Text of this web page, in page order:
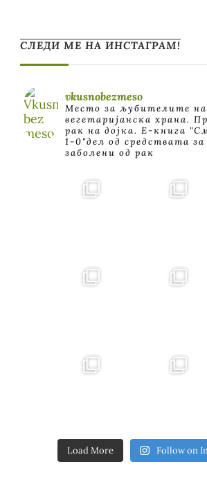
СЛЕДИ МЕ НА ИНСТАГРАМ!
vkusnobezmeso
Место за љубителите на
вегетаријанска храна.
рак на дојка. E-книга
1-0"дел од средствата за
заболени од рак
Load More Follow on